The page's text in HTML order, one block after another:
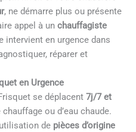
, ne démarre plus ou présente
appel à unchauffagiste
intervient en urgence dans
réparer et
en Urgence
se déplacent7j/7 et
ou d’eau chaude.
de pièces d’origine